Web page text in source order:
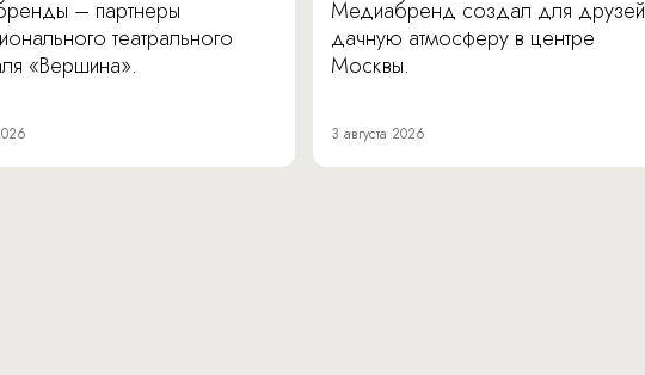
– партнеры
театрального
«Вершина».
Медиабренд создал для друзей
дачную атмосферу в центре
Москвы.
3 августа 2026